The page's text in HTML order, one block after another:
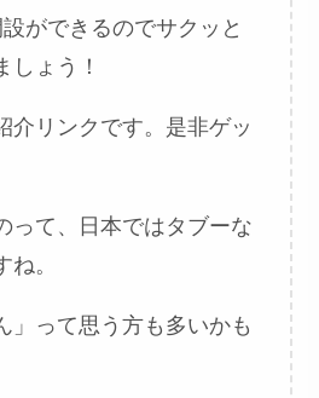
ができるのでサクッと
しょう！
介リンクです。是非ゲッ
って、日本ではタブーな
。
」って思う方も多いかも